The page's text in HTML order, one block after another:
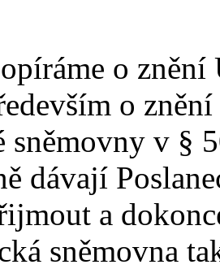
o
o
sněmovny v §
dávají
a
sněmovna